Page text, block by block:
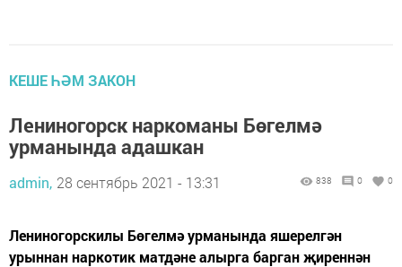
КЕШЕ ҺӘМ ЗАКОН
Лениногорск наркоманы Бөгелмә
урманында адашкан
admin, 28 сентябрь 2021 - 13:31 838 0 0
Лениногорскилы Бөгелмә урманында яшерелгән
урыннан наркотик матдәне алырга барган җиреннән